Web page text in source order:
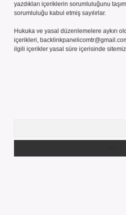
yazdıkları içeriklerin sorumluluğunu
sorumluluğu kabul etmiş sayılırlar.
Hukuka ve yasal düzenlemelere aykırı
içerikleri,
ilgili içerikler yasal süre içerisinde